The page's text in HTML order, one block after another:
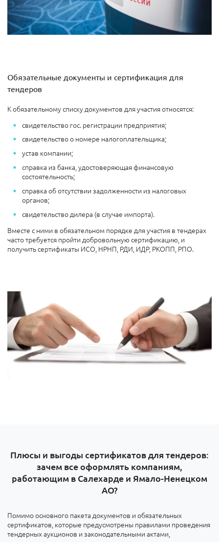
Обязательные документы и сертификация для
тендеров
К обязательному списку документов для участия относятся:
свидетельство гос. регистрации предприятия;
свидетельство о номере налогоплательщика;
устав компании;
справка из банка, удостоверяющая финансовую
состоятельность;
справка об отсутствии задолженности из налоговых
органов;
свидетельство дилера (в случае импорта).
Вместе с ними в обязательном порядке для участия в тендерах
часто требуется пройти добровольную сертификацию, и
получить сертификаты ИСО, НРНП, РДИ, ИДР, РКОПП, РПО.
Плюсы и выгоды сертификатов для тендеров:
зачем все оформлять компаниям,
работающим в Салехарде и Ямало-Ненецком
АО?
Помимо основного пакета документов и обязательных
сертификатов, которые предусмотрены правилами проведения
тендерных аукционов и законодательными актами,